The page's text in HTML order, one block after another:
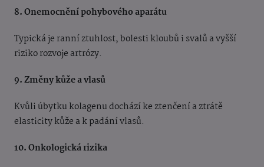
8. Onemocnění pohybového aparátu
Typická je ranní ztuhlost, bolesti kloubů i svalů a vyšší
riziko rozvoje artrózy.
9. Změny kůže a vlasů
Kvůli úbytku kolagenu dochází ke ztenčení a ztrátě
elasticity kůže a k padání vlasů.
10. Onkologická rizika